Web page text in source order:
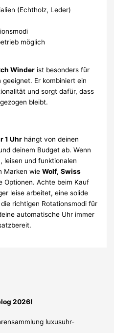
(Echtholz, Leder)
möglich
Winder ist besonders für
Er kombiniert ein
und sorgt dafür, dass
bleibt.
1 Uhr hängt von deinen
deinem Budget ab. Wenn
leisen und funktionalen
Marken wieWolf,Swiss
Optionen. Achte beim Kauf
leise arbeitet, eine solide
richtigen Rotationsmodi für
automatische Uhr immer
2026!